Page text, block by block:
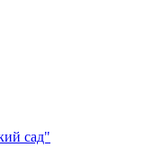
сад"